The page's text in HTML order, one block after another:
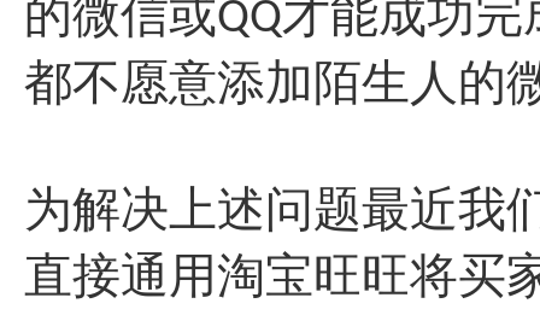
的微信或QQ才能成功完
都不愿意添加陌生人的
为解决上述问题最近我
直接通用淘宝旺旺将买